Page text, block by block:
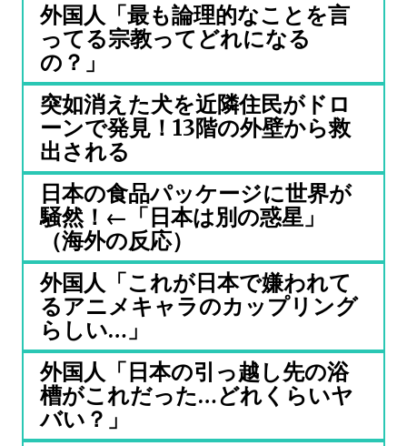
外国人「最も論理的なことを言
ってる宗教ってどれになる
の？」
突如消えた犬を近隣住民がドロ
ーンで発見！13階の外壁から救
出される
日本の食品パッケージに世界が
騒然！←「日本は別の惑星」
（海外の反応）
外国人「これが日本で嫌われて
るアニメキャラのカップリング
らしい…」
外国人「日本の引っ越し先の浴
槽がこれだった…どれくらいヤ
バい？」